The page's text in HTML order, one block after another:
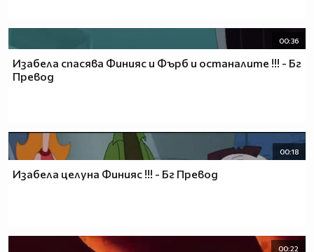
00:36
Изабела спасява Финияс и Фърб и останалите !!! - Бг
Превод
00:18
Изабела целуна Финияс !!! - Бг Превод
00:22